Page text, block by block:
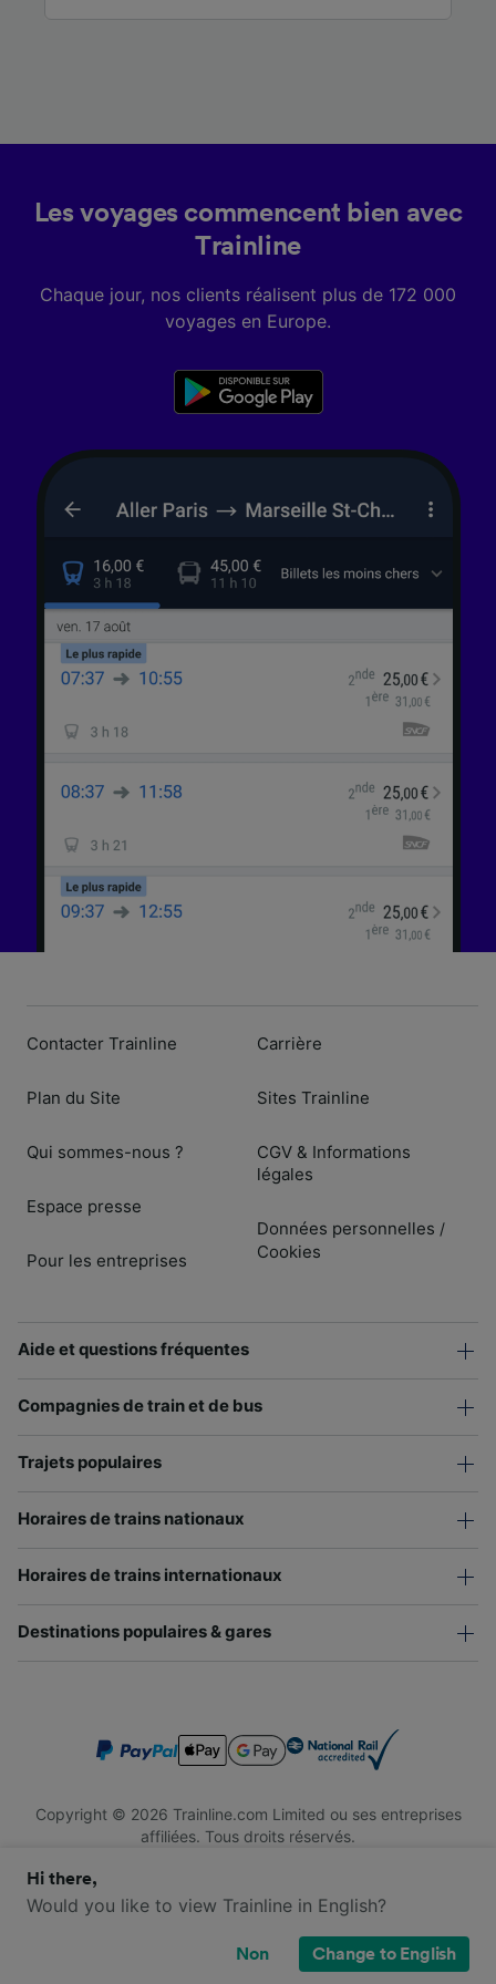
Les voyages commencent bien avec
Trainline
Chaque jour, nos clients réalisent plus de 172 000
voyages en Europe.
Contacter Trainline
Plan du Site
Qui sommes-nous ?
Espace presse
Pour les entreprises
Carrière
Sites Trainline
CGV & Informations
légales
Données personnelles /
Cookies
Aide et questions fréquentes
Compagnies de train et de bus
Trajets populaires
Horaires de trains nationaux
Horaires de trains internationaux
Destinations populaires & gares
Copyright © 2026 Trainline.com Limited ou ses entreprises
affiliées. Tous droits réservés.
de Galles. Numéro d'immatriculation : 3846791. Siège social : 1
Stonecutter St, London EC4A 4AH, Royaume-Uni. Numéro de
Hi there,
Would you like to view Trainline in English?
Non Change to English